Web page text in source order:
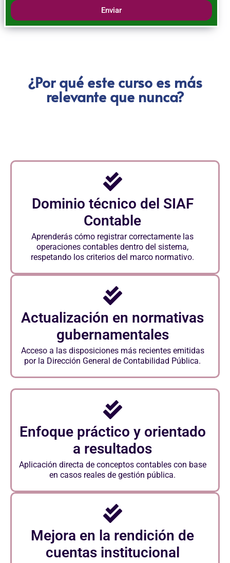
Enviar
¿Por qué este curso es más
relevante que nunca?
Dominio técnico del SIAF
Contable
Aprenderás cómo registrar correctamente las
operaciones contables dentro del sistema,
respetando los criterios del marco normativo.
Actualización en normativas
gubernamentales
Acceso a las disposiciones más recientes emitidas
por la Dirección General de Contabilidad Pública.
Enfoque práctico y orientado
a resultados
Aplicación directa de conceptos contables con base
en casos reales de gestión pública.
Mejora en la rendición de
cuentas institucional